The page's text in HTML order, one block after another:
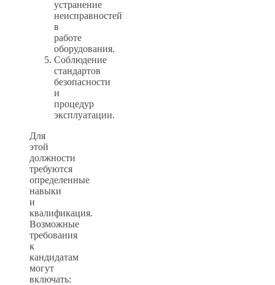
устранение
неисправностей
в
работе
оборудования.
Соблюдение
стандартов
безопасности
и
процедур
эксплуатации.
Для
этой
должности
требуются
определенные
навыки
и
квалификация.
Возможные
требования
к
кандидатам
могут
включать: